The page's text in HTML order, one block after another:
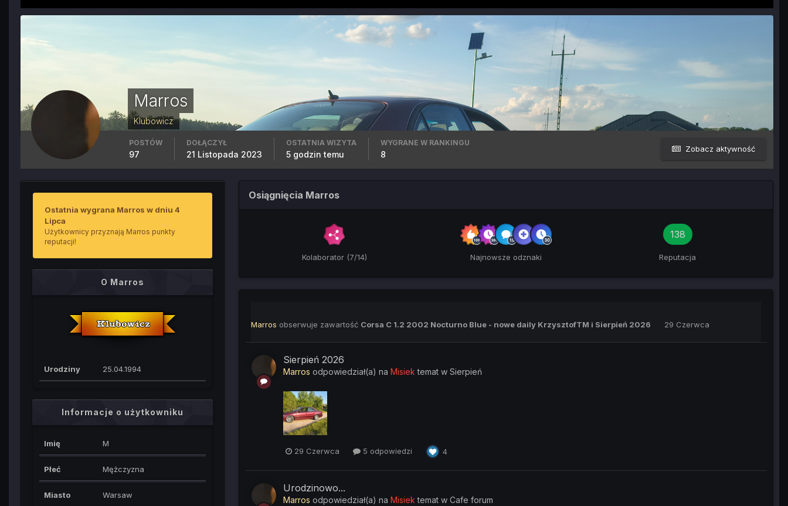
Marros
Klubowicz
Zobacz aktywność
POSTÓW
97
DOŁĄCZYŁ
21 Listopada 2023
OSTATNIA WIZYTA
5 godzin temu
WYGRANE W RANKINGU
8
Ostatnia wygrana Marros w dniu 4
Lipca
Użytkownicy przyznają Marros punkty
reputacji!
O Marros
Urodziny 25.04.1994
Informacje o użytkowniku
Imię M
Płeć Mężczyzna
Miasto Warsaw
Osiągnięcia Marros
Kolaborator (7/14) Najnowsze odznaki
138
Reputacja
Marros obserwuje zawartość Corsa C 1.2 2002 Nocturno Blue - nowe daily KrzysztofTM i Sierpień 2026 29 Czerwca
Sierpień 2026
Marros odpowiedział(a) na Misiek temat w Sierpień
29 Czerwca 5 odpowiedzi 4
Urodzinowo...
Marros odpowiedział(a) na Misiek temat w Cafe forum